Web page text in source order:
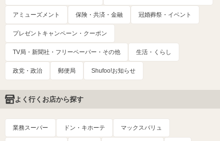
アミューズメント 保険・共済・金融 冠婚葬祭・イベント
プレゼントキャンペーン・クーポン
TV局・新聞社・フリーペーパー・その他 生活・くらし
政党・政治 郵便局 Shufoo!お知らせ
よく行くお店から探す
業務スーパー ドン・キホーテ マックスバリュ